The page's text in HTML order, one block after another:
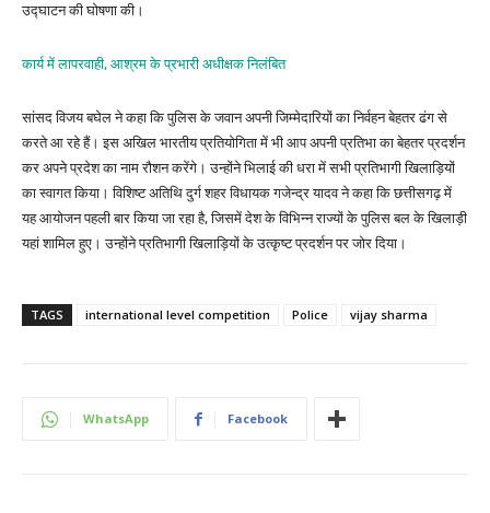
उद्घाटन की घोषणा की।
कार्य में लापरवाही, आश्रम के प्रभारी अधीक्षक निलंबित
सांसद विजय बघेल ने कहा कि पुलिस के जवान अपनी जिम्मेदारियों का निर्वहन बेहतर ढंग से
करते आ रहे हैं। इस अखिल भारतीय प्रतियोगिता में भी आप अपनी प्रतिभा का बेहतर प्रदर्शन
कर अपने प्रदेश का नाम रौशन करेंगे। उन्होंने भिलाई की धरा में सभी प्रतिभागी खिलाड़ियों
का स्वागत किया। विशिष्ट अतिथि दुर्ग शहर विधायक गजेन्द्र यादव ने कहा कि छत्तीसगढ़ में
यह आयोजन पहली बार किया जा रहा है, जिसमें देश के विभिन्न राज्यों के पुलिस बल के खिलाड़ी
यहां शामिल हुए। उन्होंने प्रतिभागी खिलाड़ियों के उत्कृष्ट प्रदर्शन पर जोर दिया।
TAGS international level competition Police vijay sharma
WhatsApp Facebook